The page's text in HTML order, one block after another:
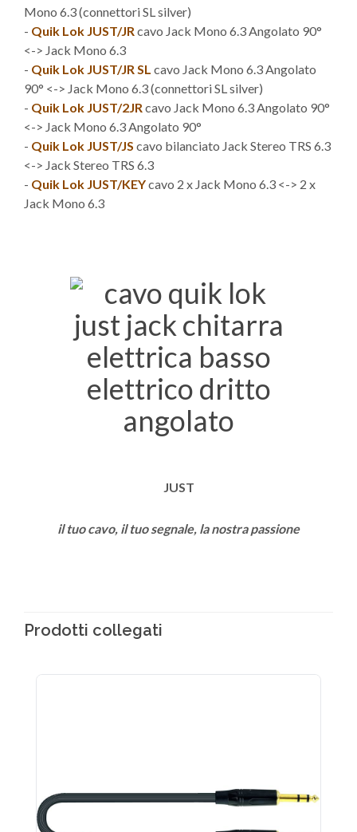
Mono 6.3 (connettori SL silver)
- Quik Lok JUST/JRcavo Jack Mono 6.3 Angolato 90°
<-> Jack Mono 6.3
- Quik Lok JUST/JR SL cavo Jack Mono 6.3 Angolato
90° <-> Jack Mono 6.3 (connettori SL silver)
- Quik Lok JUST/2JRcavo Jack Mono 6.3 Angolato 90°
<-> Jack Mono 6.3 Angolato 90°
- Quik Lok JUST/JS cavo bilanciato Jack Stereo TRS 6.3
<-> Jack Stereo TRS 6.3
- Quik Lok JUST/KEYcavo 2 x Jack Mono 6.3 <-> 2 x
Jack Mono 6.3
JUST
il tuo cavo, il tuo segnale, la nostra passione
Prodotti collegati